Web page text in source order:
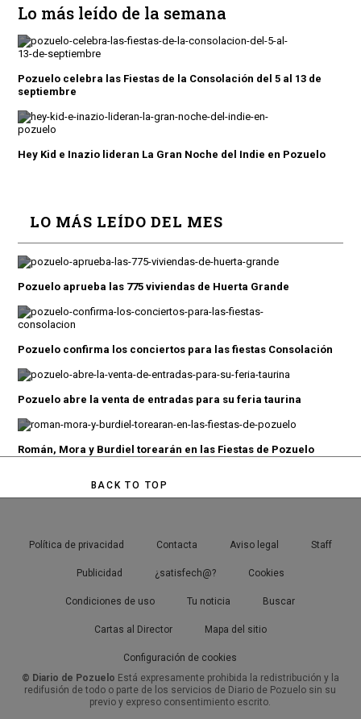
Lo más leído de la semana
Pozuelo celebra las Fiestas de la Consolación del 5 al 13 de
septiembre
Hey Kid e Inazio lideran La Gran Noche del Indie en Pozuelo
LO MÁS LEÍDO DEL MES
Pozuelo aprueba las 775 viviendas de Huerta Grande
Pozuelo confirma los conciertos para las fiestas Consolación
Pozuelo abre la venta de entradas para su feria taurina
Román, Mora y Burdiel torearán en las Fiestas de Pozuelo
BACK TO TOP
Política de privacidad Contacta Aviso legal Staff
Publicidad ¿satisfech@? Cookies
Condiciones de uso Tu noticia Buscar
Cartas al Director Mapa del sitio
Configuración de cookies
© Diario de Pozuelo Está expresamente prohibida la redistribución y la
redifusión de todo o parte de los servicios de Diario de Pozuelo sin su
previo y expreso consentimiento escrito.